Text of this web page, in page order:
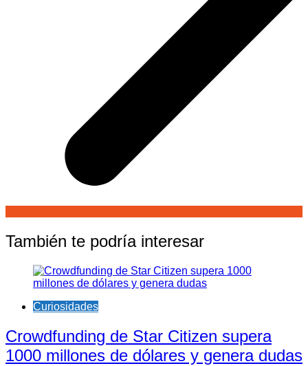
También te podría interesar
Curiosidades
Crowdfunding de Star Citizen supera
1000 millones de dólares y genera dudas